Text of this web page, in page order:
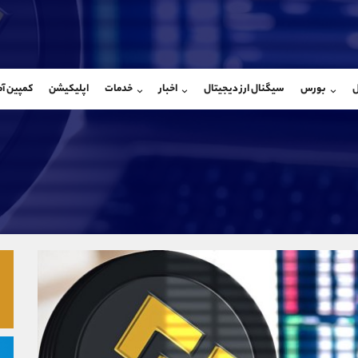
بورس سیگنال ارز دیجیتال اخبار خدمات اپلیکیشن کمپین